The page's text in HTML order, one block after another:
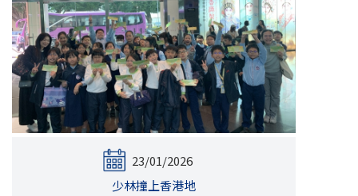
23/01/2026
少林撞上香港地